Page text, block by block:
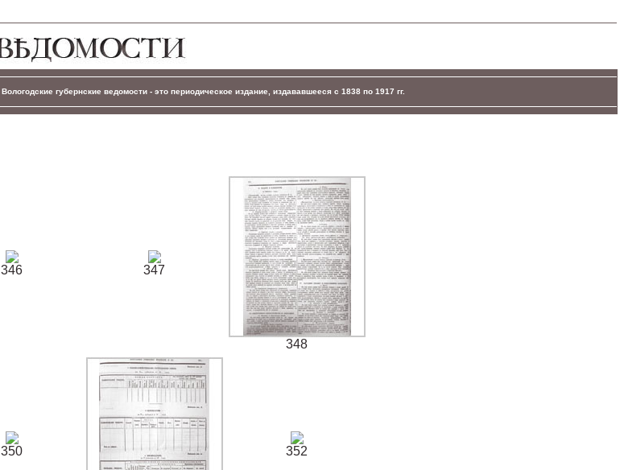
Вологодские губернские ведомости - это периодическое издание, издававшееся с 1838 по 1917 гг.
346 347
348
350 352